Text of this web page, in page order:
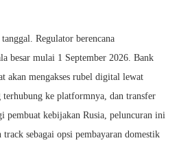
Regulator berencana
besar mulai 1 September 2026. Bank
akan mengakses rubel digital lewat
terhubung ke platformnya, dan transfer
pembuat kebijakan Rusia, peluncuran ini
sebagai opsi pembayaran domestik